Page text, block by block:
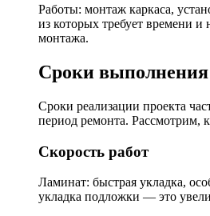
Работы: монтаж каркаса,
из которых требует времени и
монтажа.
Сроки
Сроки реализации проекта
период ремонта. Рассмотрим,
Скорость работ
Ламинат: быстрая укладка,
укладка подложки — это